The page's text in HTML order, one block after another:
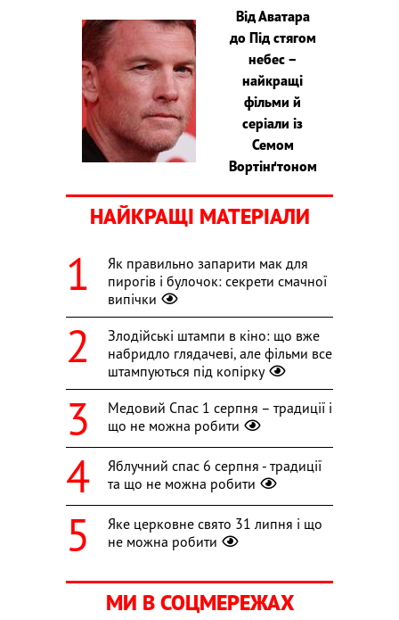
Від Аватара
до Під стягом
небес –
найкращі
фільми й
серіали із
Семом
Вортінґтоном
НАЙКРАЩІ МАТЕРІАЛИ
Як правильно запарити мак для
пирогів і булочок: секрети смачної
випічки
Злодійські штампи в кіно: що вже
набридло глядачеві, але фільми все
штампуються під копірку
Медовий Спас 1 серпня – традиції і
що не можна робити
Яблучний спас 6 серпня - традиції
та що не можна робити
Яке церковне свято 31 липня і що
не можна робити
МИ В СОЦМЕРЕЖАХ